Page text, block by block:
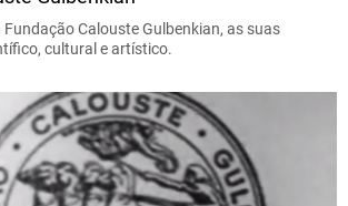
Calouste Gulbenkian, as suas
cultural e artístico.